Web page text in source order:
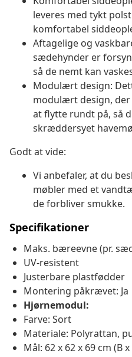
leveres med tykt
komfortabel
Aftagelige og
sædehynder er
så de nemt kan
Modulært design:
modulært design,
at flytte rundt på, så
skræddersyet
Godt at vide:
Vi anbefaler, at du
møbler med et
de forbliver smukke.
Specifikationer
Maks. bæreevne (pr.
UV-resistent
Justerbare plastfødder
Montering påkrævet: Ja
Hjørnemodul:
Farve: Sort
Materiale: Polyrattan,
Mål: 62 x 62 x 69 cm (B